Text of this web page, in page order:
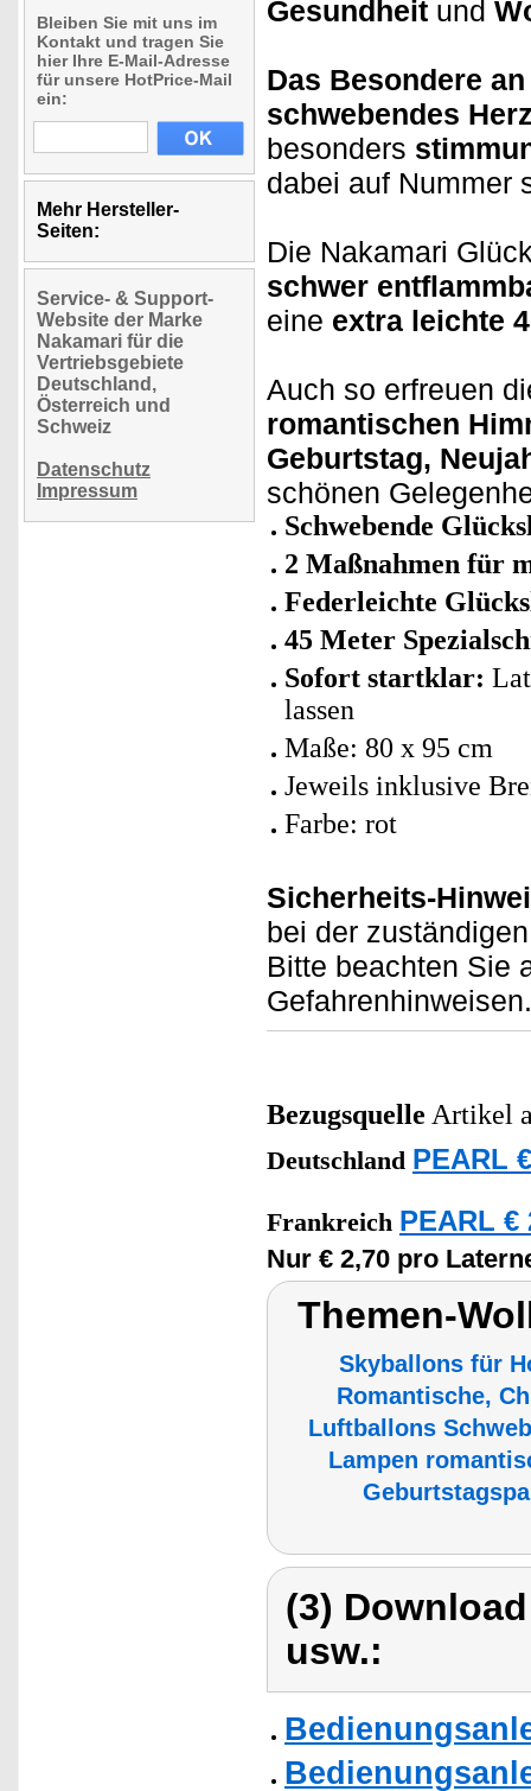
Bleiben Sie mit uns im
Kontakt und tragen Sie
hier Ihre E-Mail-Adresse
für unsere HotPrice-Mail
ein:
Mehr Hersteller-
Seiten:
Service- & Support-
Website der Marke
Nakamari für die
Vertriebsgebiete
Deutschland,
Österreich und
Schweiz
Datenschutz
Impressum
Gesundheit und
Das Besondere
schwebendes
besonders
dabei auf Nummer
Die Nakamari
schwer
eine extra leichte
Auch so erfreuen
romantischen
Geburtstag,
schönen
Schwebende
2 Maßnahmen für
Federleichte
45 Meter
Sofort startklar:
lassen
Maße: 80 x 95 cm
Jeweils inklusive
Farbe: rot
Sicherheits-
bei der
Bitte beachten Sie
Gefahrenhinweisen.
Bezugsquelle Artikel
Deutschland PEARL
Frankreich PEARL €
Nur € 2,70 pro
Themen-
Skyballons für
Romantische,
Luftballons
Lampen
(3)
usw.: